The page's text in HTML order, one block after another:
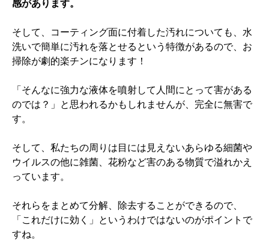
感があります。
そして、コーティング面に付着した汚れについても、水
洗いで簡単に汚れを落とせるという特徴があるので、お
掃除が劇的楽チンになります！
「そんなに強力な液体を噴射して人間にとって害がある
のでは？」と思われるかもしれませんが、完全に無害で
す。
そして、私たちの周りは目には見えないあらゆる細菌や
ウイルスの他に雑菌、花粉など害のある物質で溢れかえ
っています。
それらをまとめて分解、除去することができるので、
「これだけに効く」というわけではないのがポイントで
すね。